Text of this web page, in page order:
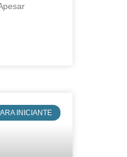
INICIANTE